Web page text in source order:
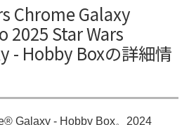
Chrome Galaxy
2025 Star Wars
- Hobby Boxの詳細情
Galaxy - Hobby Box。2024